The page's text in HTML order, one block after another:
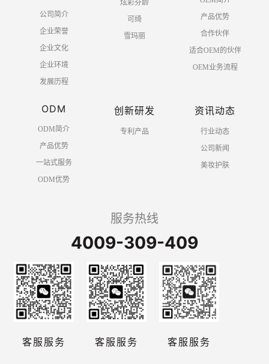
公司简介
企业荣誉
企业文化
企业环境
发展历程
炫彩芬龄
可绮
雪玛丽
产品优势
合作伙伴
适合OEM的伙伴
OEM业务流程
ODM
ODM简介
产品优势
一站式服务
ODM优势
创新研发
专利产品
资讯动态
行业动态
公司新闻
美妆护肤
服务热线
4009-309-409
客服服务 客服服务 客服服务